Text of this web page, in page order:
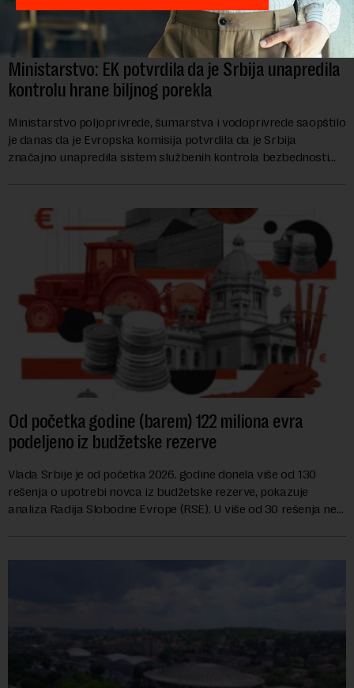
Ministarstvo: EK potvrdila da je Srbija unapredila
kontrolu hrane biljnog porekla
Ministarstvo poljoprivrede, šumarstva i vodoprivrede saopštilo
je danas da je Evropska komisija potvrdila da je Srbija
značajno unapredila sistem službenih kontrola bezbednosti
Od početka godine (barem) 122 miliona evra
podeljeno iz budžetske rezerve
Vlada Srbije je od početka 2026. godine donela više od 130
rešenja o upotrebi novca iz budžetske rezerve, pokazuje
analiza Radija Slobodne Evrope (RSE). U više od 30 rešenja ne